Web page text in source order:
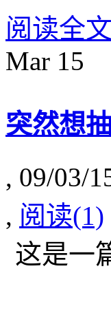
阅读全文
Mar 15
突然想
, 09/03/
, 阅读(1)
这是一